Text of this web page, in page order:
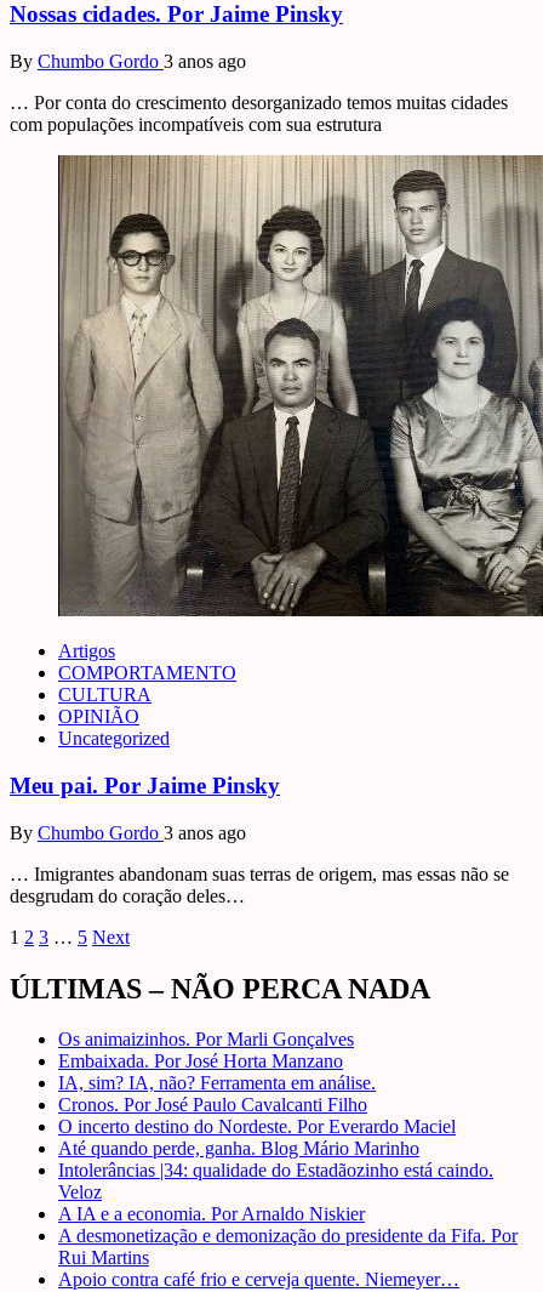
Nossas cidades. Por Jaime Pinsky
By Chumbo Gordo 3 anos ago
… Por conta do crescimento desorganizado temos muitas cidades
com populações incompatíveis com sua estrutura
Artigos
COMPORTAMENTO
CULTURA
OPINIÃO
Uncategorized
Meu pai. Por Jaime Pinsky
By Chumbo Gordo 3 anos ago
… Imigrantes abandonam suas terras de origem, mas essas não se
desgrudam do coração deles…
Paginação
de
posts
1 2 3 … 5 Next
ÚLTIMAS – NÃO PERCA NADA
Os animaizinhos. Por Marli Gonçalves
Embaixada. Por José Horta Manzano
IA, sim? IA, não? Ferramenta em análise.
Cronos. Por José Paulo Cavalcanti Filho
O incerto destino do Nordeste. Por Everardo Maciel
Até quando perde, ganha. Blog Mário Marinho
Intolerâncias |34: qualidade do Estadãozinho está caindo.
Veloz
A IA e a economia. Por Arnaldo Niskier
A desmonetização e demonização do presidente da Fifa. Por
Rui Martins
Apoio contra café frio e cerveja quente. Niemeyer…